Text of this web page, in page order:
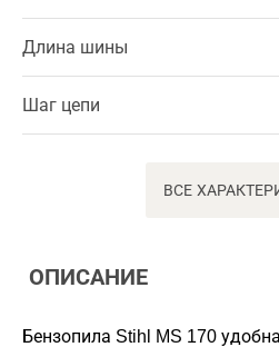
Длина шины
Шаг цепи
ВСЕ
ОПИСАНИЕ
Бензопила Stihl MS 170